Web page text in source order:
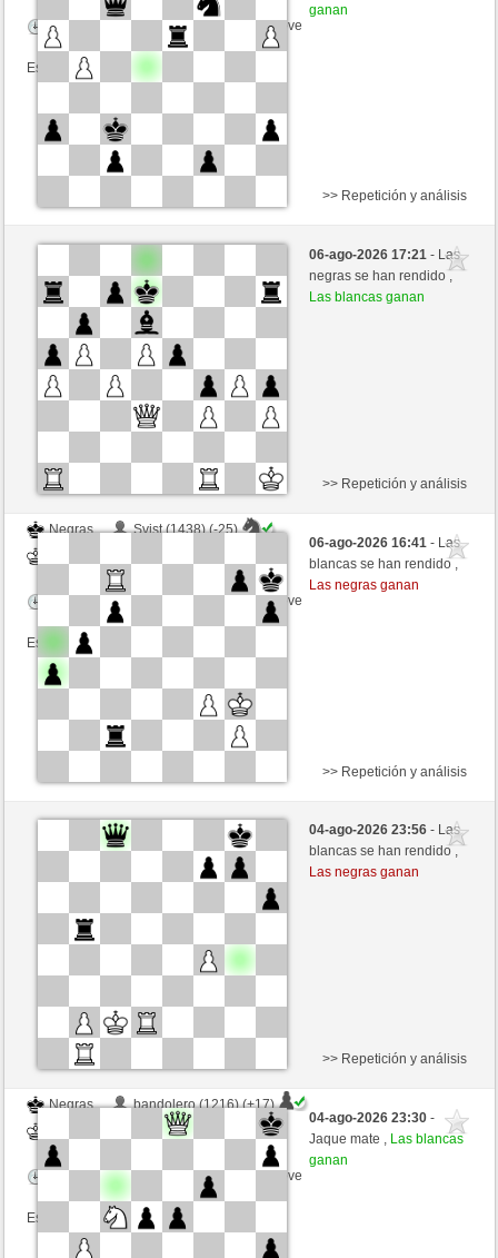
Tiempo: 9 minutes/side + 9 seconds/move
Esta partida es por puntos
ganan
Blancas
AGUILILLO3515 (1274) (-18)
Fliese (1233) (+18)
Tiempo: 9 minutes/side + 9 seconds/move
Esta partida es por puntos
>> Repetición y análisis
06-ago-2026 17:21- Las
negras se han rendido ,
Las blancas ganan
Negras
Svist (1438) (-25)
Tiempo: 9 minutes/side + 9 seconds/move
Esta partida es por puntos
>> Repetición y análisis
06-ago-2026 16:41- Las
blancas se han rendido ,
Las negras ganan
Negras
Hayvon70 (1272) (+14)
Fliese (1222) (-14)
Tiempo: 10 minutes/side + 8 seconds/move
Esta partida es por puntos
>> Repetición y análisis
04-ago-2026 23:56- Las
blancas se han rendido ,
Las negras ganan
Negras
bandolero (1216) (+17)
Fliese (1239) (-17)
Tiempo: 9 minutes/side + 9 seconds/move
Esta partida es por puntos
>> Repetición y análisis
04-ago-2026 23:30-
Jaque mate , Las blancas
ganan